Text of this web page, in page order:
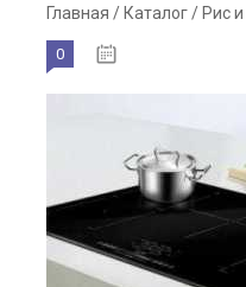
Главная / Каталог / Рис и
0